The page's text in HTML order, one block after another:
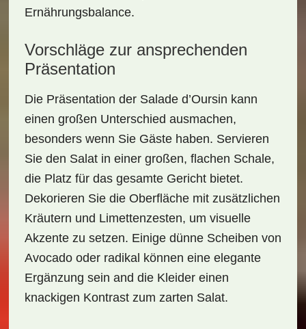
Ernährungsbalance.
Vorschläge zur ansprechenden
Präsentation
Die Präsentation der Salade d’Oursin kann
einen großen Unterschied ausmachen,
besonders wenn Sie Gäste haben. Servieren
Sie den Salat in einer großen, flachen Schale,
die Platz für das gesamte Gericht bietet.
Dekorieren Sie die Oberfläche mit zusätzlichen
Kräutern und Limettenzesten, um visuelle
Akzente zu setzen. Einige dünne Scheiben von
Avocado oder radikal können eine elegante
Ergänzung sein and die Kleider einen
knackigen Kontrast zum zarten Salat.